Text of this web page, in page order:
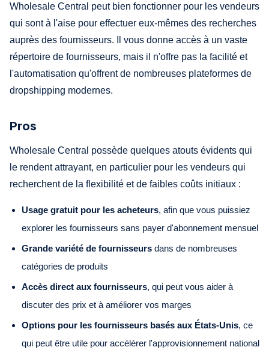
Wholesale Central peut bien fonctionner pour les vendeurs
qui sont à l'aise pour effectuer eux-mêmes des recherches
auprès des fournisseurs. Il vous donne accès à un vaste
répertoire de fournisseurs, mais il n'offre pas la facilité et
l'automatisation qu'offrent de nombreuses plateformes de
dropshipping modernes.
Pros
Wholesale Central possède quelques atouts évidents qui
le rendent attrayant, en particulier pour les vendeurs qui
recherchent de la flexibilité et de faibles coûts initiaux :
Usage gratuit pour les acheteurs, afin que vous puissiez
explorer les fournisseurs sans payer d'abonnement mensuel
Grande variété de fournisseurs dans de nombreuses
catégories de produits
Accès direct aux fournisseurs, qui peut vous aider à
discuter des prix et à améliorer vos marges
Options pour les fournisseurs basés aux États-Unis, ce
qui peut être utile pour accélérer l'approvisionnement national